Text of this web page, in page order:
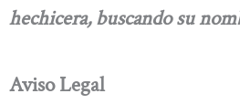
hechicera, buscando su
Aviso Legal